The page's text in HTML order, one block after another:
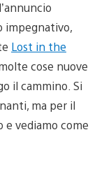
impegnativo,
Lost in the
cose nuove
il cammino. Si
ma per il
e vediamo come